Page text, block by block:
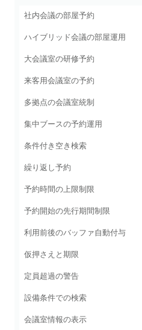
社内会議の部屋予約
ハイブリッド会議の部屋運用
大会議室の研修予約
来客用会議室の予約
多拠点の会議室統制
集中ブースの予約運用
条件付き空き検索
繰り返し予約
予約時間の上限制限
予約開始の先行期間制限
利用前後のバッファ自動付与
仮押さえと期限
定員超過の警告
設備条件での検索
会議室情報の表示